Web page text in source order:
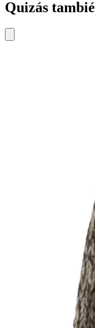
Quizás